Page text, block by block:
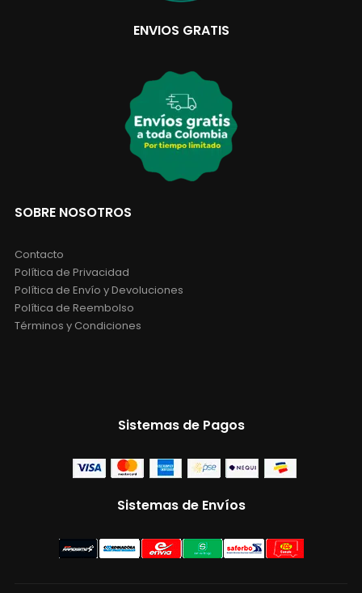
ENVIOS GRATIS
SOBRE NOSOTROS
Contacto
Política de Privacidad
Política de Envío y Devoluciones
Política de Reembolso
Términos y Condiciones
Sistemas de Pagos
Sistemas de Envíos